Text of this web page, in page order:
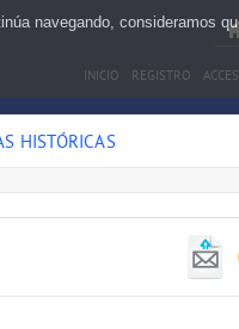
INICIO REGISTRO
HISTÓRICAS
navegando, consideramos